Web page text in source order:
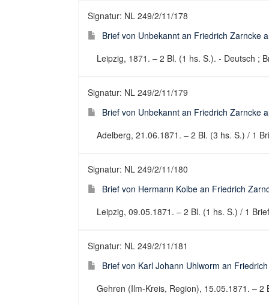
Signatur: NL 249/2/11/178
Brief von Unbekannt an Friedrich Zarncke
Leipzig, 1871. – 2 Bl. (1 hs. S.). - Deutsch ;
Signatur: NL 249/2/11/179
Brief von Unbekannt an Friedrich Zarncke
Adelberg, 21.06.1871. – 2 Bl. (3 hs. S.) / 1
Signatur: NL 249/2/11/180
Brief von Hermann Kolbe an Friedrich
Leipzig, 09.05.1871. – 2 Bl. (1 hs. S.) / 1
Signatur: NL 249/2/11/181
Brief von Karl Johann Uhlworm an
Gehren (Ilm-Kreis, Region), 15.05.1871. –